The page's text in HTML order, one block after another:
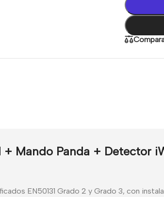
Mando Panda + Detector
EN50131 Grado 2 y Grado 3, con